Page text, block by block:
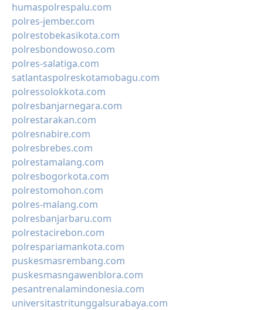
humaspolrespalu.com
polres-jember.com
polrestobekasikota.com
polresbondowoso.com
polres-salatiga.com
satlantaspolreskotamobagu.com
polressolokkota.com
polresbanjarnegara.com
polrestarakan.com
polresnabire.com
polresbrebes.com
polrestamalang.com
polresbogorkota.com
polrestomohon.com
polres-malang.com
polresbanjarbaru.com
polrestacirebon.com
polrespariamankota.com
puskesmasrembang.com
puskesmasngawenblora.com
pesantrenalamindonesia.com
universitastritunggalsurabaya.com